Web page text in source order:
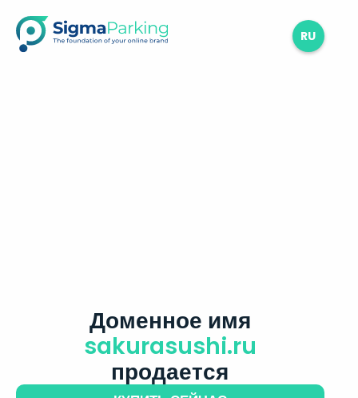
RU
Доменное имя
sakurasushi.ru
продается